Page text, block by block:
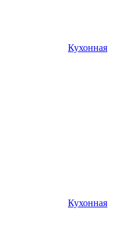
Кухонная
Кухонная